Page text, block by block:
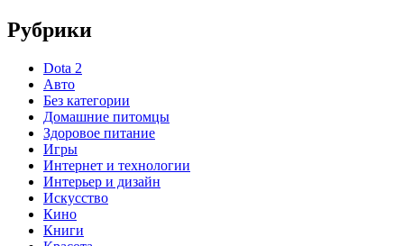
Рубрики
Dota 2
Авто
Без категории
Домашние питомцы
Здоровое питание
Игры
Интернет и технологии
Интерьер и дизайн
Искусство
Кино
Книги